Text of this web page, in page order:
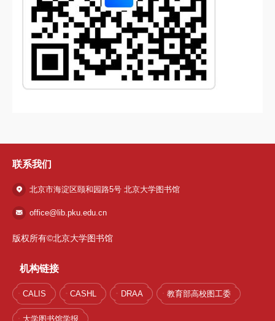
联系我们
北京市海淀区颐和园路5号 北京大学图书馆
office@lib.pku.edu.cn
版权所有©北京大学图书馆
机构链接
CALIS CASHL DRAA 教育部高校图工委
大学图书馆学报